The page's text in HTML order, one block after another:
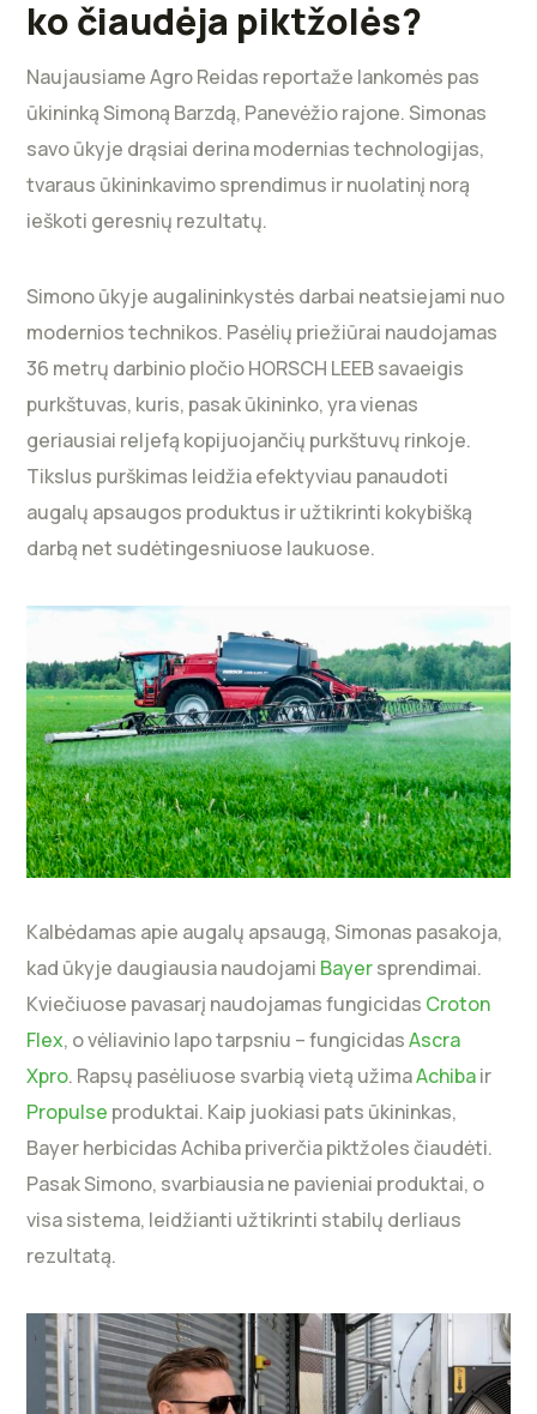
ko čiaudėja piktžolės?
Naujausiame Agro Reidas reportaže lankomės pas
ūkininką Simoną Barzdą, Panevėžio rajone. Simonas
savo ūkyje drąsiai derina modernias technologijas,
tvaraus ūkininkavimo sprendimus ir nuolatinį norą
ieškoti geresnių rezultatų.
Simono ūkyje augalininkystės darbai neatsiejami nuo
modernios technikos. Pasėlių priežiūrai naudojamas
36 metrų darbinio pločio HORSCH LEEB savaeigis
purkštuvas, kuris, pasak ūkininko, yra vienas
geriausiai reljefą kopijuojančių purkštuvų rinkoje.
Tikslus purškimas leidžia efektyviau panaudoti
augalų apsaugos produktus ir užtikrinti kokybišką
darbą net sudėtingesniuose laukuose.
Kalbėdamas apie augalų apsaugą, Simonas pasakoja,
kad ūkyje daugiausia naudojami Bayersprendimai.
Kviečiuose pavasarį naudojamas fungicidas Croton
Flex, o vėliavinio lapo tarpsniu – fungicidasAscra
Xpro. Rapsų pasėliuose svarbią vietą užimaAchibair
Propulse produktai. Kaip juokiasi pats ūkininkas,
Bayer herbicidas Achiba priverčia piktžoles čiaudėti.
Pasak Simono, svarbiausia ne pavieniai produktai, o
visa sistema, leidžianti užtikrinti stabilų derliaus
rezultatą.